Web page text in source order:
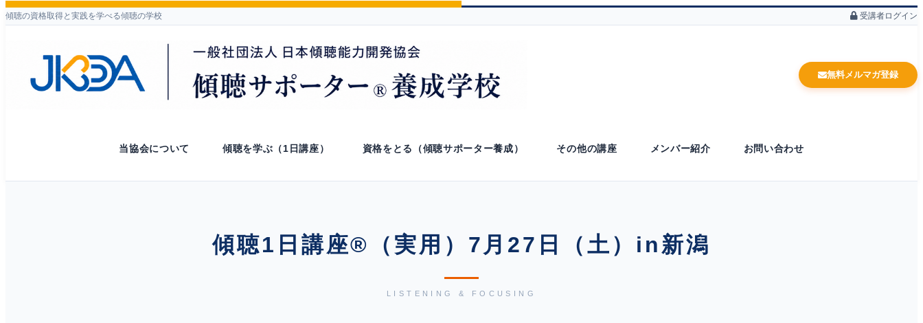
傾聴の資格取得と実践を学べる傾聴の学校 受講者ログイン
無料メルマガ登録
当協会について 傾聴を学ぶ（1日講座） 資格をとる（傾聴サポーター養成） その他の講座 メンバー紹介 お問い合わせ
傾聴1日講座®（実用）7月27日（土）in新潟
LISTENING & FOCUSING